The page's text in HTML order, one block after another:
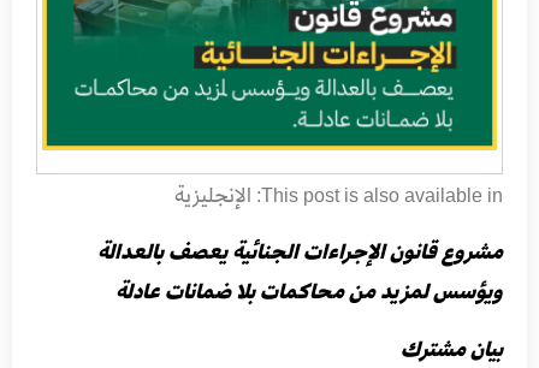
This post is also available in: الإنجليزية
مشروع قانون الإجراءات الجنائية يعصف بالعدالة
ويؤسس لمزيد من محاكمات بلا ضمانات عادلة
بيان مشترك